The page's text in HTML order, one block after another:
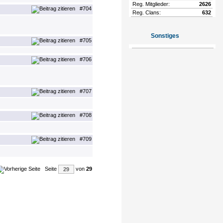
#704
#705
#706
#707
#708
#709
Seite von 29
Reg. Mitglieder:
2626
Reg. Clans:
632
Sonstiges